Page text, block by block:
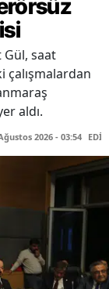
saat
çalışmalardan
aldı.
2026 - 03:54